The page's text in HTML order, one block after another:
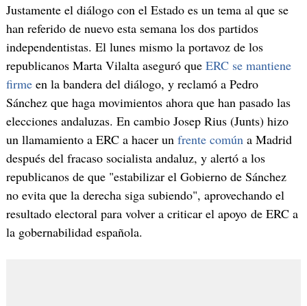
Justamente el diálogo con el Estado es un tema al que se
han referido de nuevo esta semana los dos partidos
independentistas. El lunes mismo la portavoz de los
republicanos Marta Vilalta aseguró que ERC se mantiene
firmeen la bandera del diálogo, y reclamó a Pedro
Sánchez que haga movimientos ahora que han pasado las
elecciones andaluzas. En cambio Josep Rius (Junts) hizo
un llamamiento a ERC a hacer un frente común a Madrid
después del fracaso socialista andaluz, y alertó a los
republicanos de que "estabilizar el Gobierno de Sánchez
no evita que la derecha siga subiendo", aprovechando el
resultado electoral para volver a criticar el apoyo de ERC a
la gobernabilidad española.